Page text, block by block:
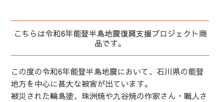
こちらは令和6年能登半島地震復興支援プロジェクト商
品です。
この度の令和6年能登半島地震において、石川県の能登
地方を中心に甚大な被害が出ています。
被災された輪島塗、珠洲焼や九谷焼の作家さん・職人さ